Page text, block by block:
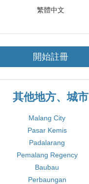
繁體中文
開始註冊
其他地方、城市
Malang City
Pasar Kemis
Padalarang
Pemalang Regency
Baubau
Perbaungan